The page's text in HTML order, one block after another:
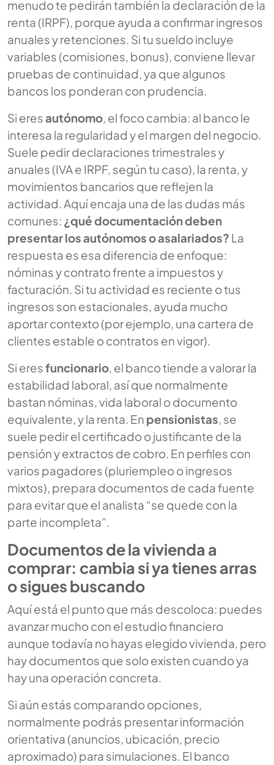
menudo te pedirán también la declaración de la
renta (IRPF), porque ayuda a confirmar ingresos
anuales y retenciones. Si tu sueldo incluye
variables (comisiones, bonus), conviene llevar
pruebas de continuidad, ya que algunos
bancos los ponderan con prudencia.
Si eresautónomo, el foco cambia: al banco le
interesa la regularidad y el margen del negocio.
Suele pedir declaraciones trimestrales y
anuales (IVA e IRPF, según tu caso), la renta, y
movimientos bancarios que reflejen la
actividad. Aquí encaja una de las dudas más
comunes: ¿qué documentación deben
presentar los autónomos o asalariados? La
respuesta es esa diferencia de enfoque:
nóminas y contrato frente a impuestos y
facturación. Si tu actividad es reciente o tus
ingresos son estacionales, ayuda mucho
aportar contexto (por ejemplo, una cartera de
clientes estable o contratos en vigor).
Si eresfuncionario, el banco tiende a valorar la
estabilidad laboral, así que normalmente
bastan nóminas, vida laboral o documento
equivalente, y la renta. En pensionistas, se
suele pedir el certificado o justificante de la
pensión y extractos de cobro. En perfiles con
varios pagadores (pluriempleo o ingresos
mixtos), prepara documentos de cada fuente
para evitar que el analista “se quede con la
parte incompleta”.
Documentos de la vivienda a
comprar: cambia si ya tienes arras
o sigues buscando
Aquí está el punto que más descoloca: puedes
avanzar mucho con el estudio financiero
aunque todavía no hayas elegido vivienda, pero
hay documentos que solo existen cuando ya
hay una operación concreta.
Si aún estás comparando opciones,
normalmente podrás presentar información
orientativa (anuncios, ubicación, precio
aproximado) para simulaciones. El banco